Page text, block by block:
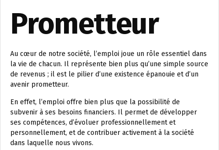
Prometteur
Au cœur de notre société, l’emploi joue un rôle essentiel dans
la vie de chacun. Il représente bien plus qu’une simple source
de revenus ; il est le pilier d’une existence épanouie et d’un
avenir prometteur.
En effet, l’emploi offre bien plus que la possibilité de
subvenir à ses besoins financiers. Il permet de développer
ses compétences, d’évoluer professionnellement et
personnellement, et de contribuer activement à la société
dans laquelle nous vivons.